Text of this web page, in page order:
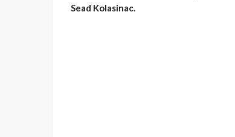
Sead Kolasinac.